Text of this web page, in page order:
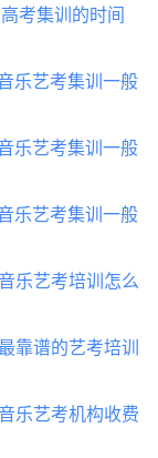
考集训的时间
乐艺考集训一般
乐艺考集训一般
乐艺考集训一般
乐艺考培训怎么
靠谱的艺考培训
乐艺考机构收费